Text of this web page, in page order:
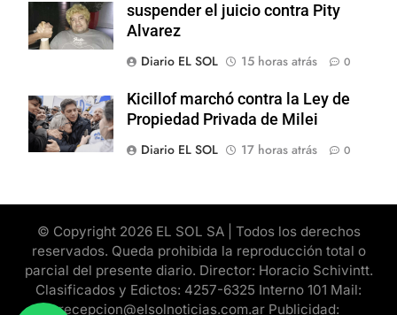
suspender el juicio contra Pity
Alvarez
Diario EL SOL
15 horas atrás 0
Kicillof marchó contra la Ley de
Propiedad Privada de Milei
Diario EL SOL
17 horas atrás 0
© Copyright 2026 EL SOL SA | Todos los derechos
reservados. Queda prohibida la reproducción total o
parcial del presente diario. Director: Horacio Schivintt.
Clasificados y Edictos: 4257-6325 Interno 101 Mail:
recepcion@elsolnoticias.com.ar Publicidad: